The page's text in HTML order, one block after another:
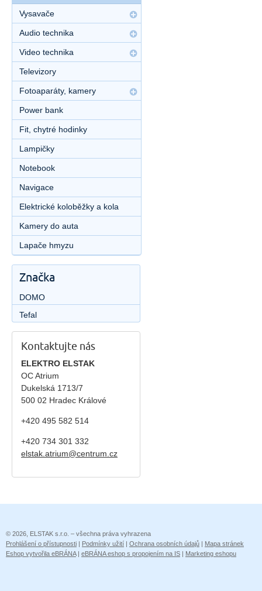
Vysavače
Audio technika
Video technika
Televizory
Fotoaparáty, kamery
Power bank
Fit, chytré hodinky
Lampičky
Notebook
Navigace
Elektrické koloběžky a kola
Kamery do auta
Lapače hmyzu
Značka
DOMO
Tefal
Kontaktujte nás
ELEKTRO ELSTAK
OC Atrium
Dukelská 1713/7
500 02 Hradec Králové
+420 495 582 514
+420 734 301 332
elstak.atrium@centrum.cz
© 2026, ELSTAK s.r.o. – všechna práva vyhrazena
Prohlášení o přístupnosti | Podmínky užití | Ochrana osobních údajů | Mapa stránek
Eshop vytvořila eBRÁNA| eBRÁNA eshop s propojením na IS | Marketing eshopu